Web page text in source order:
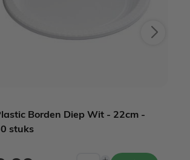
Borden Diep Wit - 22cm -
stuks